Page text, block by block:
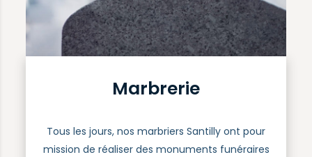
Marbrerie
Tous les jours, nos marbriers Santilly ont pour
mission de réaliser des monuments funéraires